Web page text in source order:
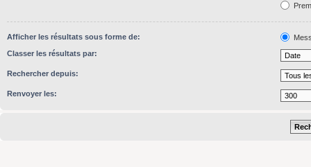
Afficher les résultats sous forme de:
Classer les résultats par:
Rechercher depuis:
Renvoyer les: